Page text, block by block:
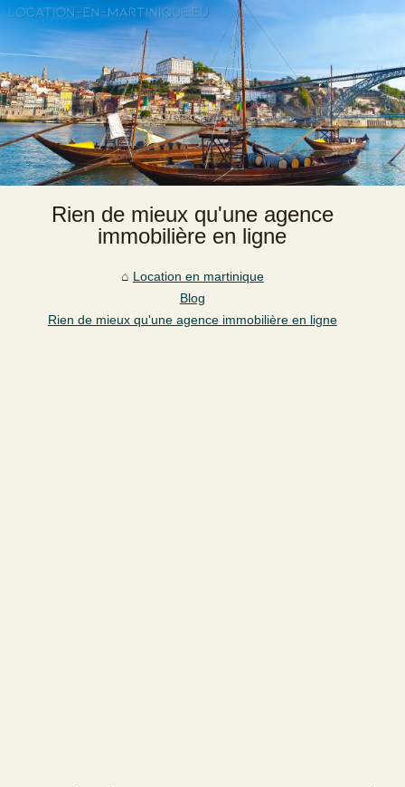
Rien de mieux qu'une agence
immobilière en ligne
Location en martinique
Blog
Rien de mieux qu'une agence immobilière en ligne